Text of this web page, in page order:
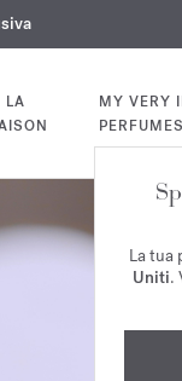
9 agosto
LA
MY VERY
PERFUMES
La tua
Uniti.